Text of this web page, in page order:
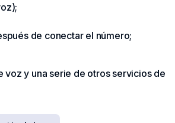
de conectar el número;
voz y una serie de otros servicios de